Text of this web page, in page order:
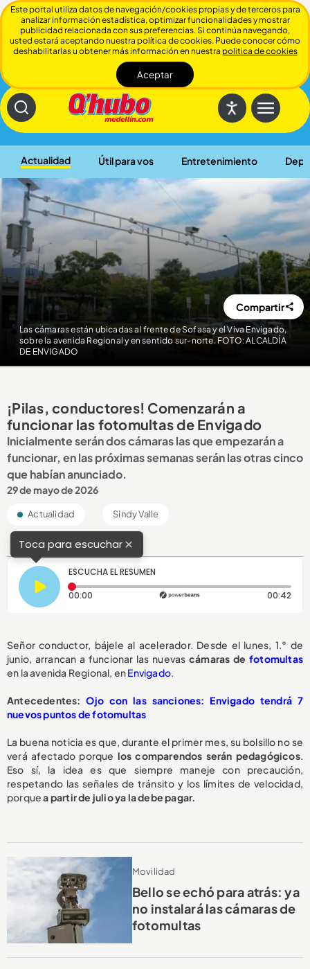
Actualidad Útil para vos Entretenimiento
Cerrar
Las cámaras están ubicadas al frente de Sofasa y el Viva Envigado,
sobre la avenida Regional y en sentido sur-norte. FOTO: ALCALDÍA
DE ENVIGADO
Compartir
¡Pilas, conductores! Comenzarán a
funcionar las fotomultas de Envigado
Inicialmente serán dos cámaras las que empezarán a
funcionar, en las próximas semanas serán las otras cinco
que habían anunciado.
29 de mayo de 2026
Actualidad Sindy Valle
Toca para escuchar×
ESCUCHA EL RESUMEN
00:00 Tiempo transcurrido: 0 segundos 00:42
Señor conductor, bájele al acelerador. Desde el lunes, 1.° de
junio, arrancan a funcionar las nuevascámaras de fotomultas
en la avenida Regional, enEnvigado.
Antecedentes:Ojo con las sanciones: Envigado tendrá 7
nuevos puntos de fotomultas
La buena noticia es que, durante el primer mes, su bolsillo no se
verá afectado porque los comparendos serán pedagógicos.
Eso sí, la idea es que siempre maneje con precaución,
respetando las señales de tránsito y los límites de velocidad,
porquea partir de julio ya la debe pagar.
Movilidad
Bello se echó para atrás: ya
no instalará las cámaras de
fotomultas
Este portal utiliza datos de navegación/cookies propias y de terceros para
analizar información estadística, optimizar funcionalidades y mostrar
publicidad relacionada con sus preferencias. Si continúa navegando,
usted estará aceptando nuestra política de cookies. Puede conocer cómo
deshabilitarlas u obtener más información en nuestra politica de cookies
Aceptar